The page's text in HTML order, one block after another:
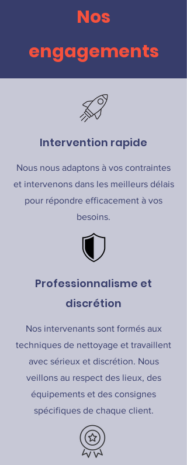
Nos
engagements
Intervention rapide
Nous nous adaptons à vos contraintes
et intervenons dans les meilleurs délais
pour répondre efficacement à vos
besoins.
Professionnalisme et
discrétion
Nos intervenants sont formés aux
techniques de nettoyage et travaillent
avec sérieux et discrétion. Nous
veillons au respect des lieux, des
équipements et des consignes
spécifiques de chaque client.